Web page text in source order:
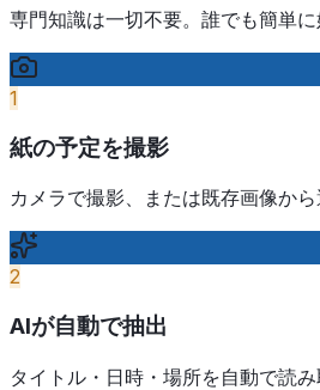
専門知識は一切不要。誰でも簡単
1
紙の予定を撮影
カメラで撮影、または既存画像か
2
AIが自動で抽出
タイトル・日時・場所を自動で読み